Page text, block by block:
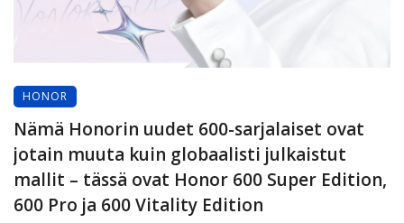
HONOR
Nämä Honorin uudet 600-sarjalaiset ovat
jotain muuta kuin globaalisti julkaistut
mallit – tässä ovat Honor 600 Super Edition,
600 Pro ja 600 Vitality Edition